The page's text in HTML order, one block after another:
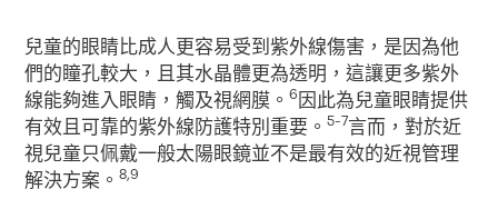
兒童的眼睛比成人更容易受到紫外線傷害，是因為他
們的瞳孔較大，且其水晶體更為透明，這讓更多紫外
線能夠進入眼睛，觸及視網膜。6因此為兒童眼睛提供
有效且可靠的紫外線防護特別重要。5-7言而，對於近
視兒童只佩戴一般太陽眼鏡並不是最有效的近視管理
解決方案。8,9